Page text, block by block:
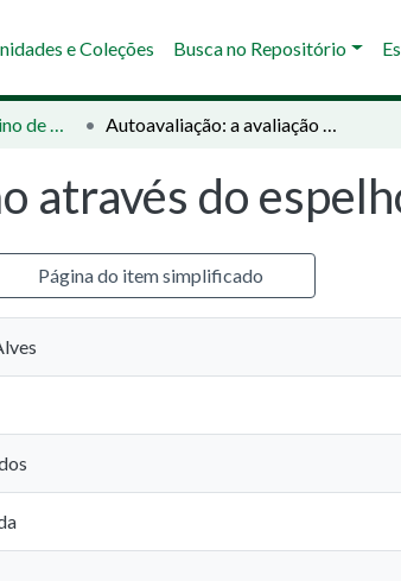
e Coleções Busca no Repositório
02 - Mestrado - Ensino de Ciências e Educação Matemática Autoavaliação: a avaliação através do espelho
através do
Página do item simplificado